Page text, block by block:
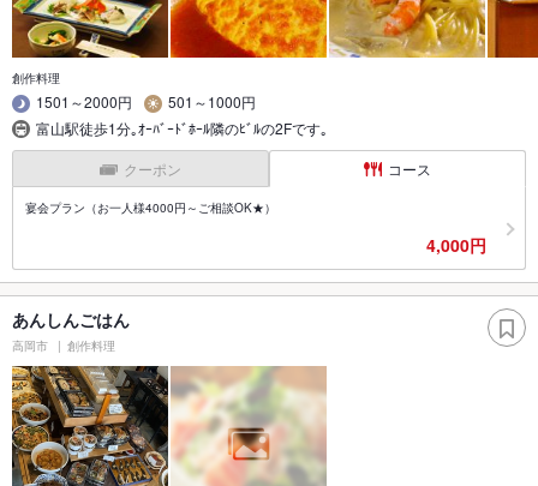
創作料理
1501～2000円
501～1000円
富山駅徒歩1分｡ｵｰﾊﾞｰﾄﾞﾎｰﾙ隣のﾋﾞﾙの2Fです｡
クーポン コース
宴会プラン（お一人様4000円～ご相談OK★）
4,000円
あんしんごはん
高岡市 創作料理